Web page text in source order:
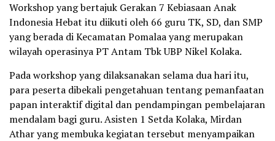
Workshop yang bertajuk Gerakan 7 Kebiasaan Anak
Indonesia Hebat itu diikuti oleh 66 guru TK, SD, dan SMP
yang berada di Kecamatan Pomalaa yang merupakan
wilayah operasinya PT Antam Tbk UBP Nikel Kolaka.
Pada workshop yang dilaksanakan selama dua hari itu,
para peserta dibekali pengetahuan tentang pemanfaatan
papan interaktif digital dan pendampingan pembelajaran
mendalam bagi guru. Asisten 1 Setda Kolaka, Mirdan
Athar yang membuka kegiatan tersebut menyampaikan